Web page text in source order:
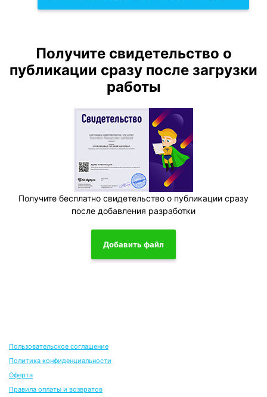
Получите свидетельство о
публикации сразу после загрузки
работы
Получите бесплатно свидетельство о публикации сразу
после добавления разработки
Добавить файл
Пользовательское соглашение
Политика конфиденциальности
Оферта
Правила оплаты и возвратов